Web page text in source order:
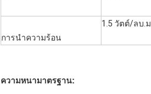
การนำความร้อน
1.5 วัตต์/ลบ.ม
ความหนามาตรฐาน: